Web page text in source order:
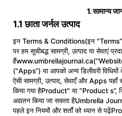
1. सामान्य
1.1 छाता जर्नल उत्पाद
इन Terms & Conditions(इन "Terms”)
पर हम सूचीबद्ध सामग्री, उत्पाद या सेवाएं
हैंwww.umbrellajournal.ca
("Apps”) या आपको अन्य डिलीवरी
ऐसी सामग्री, उत्पाद, सेवाएँ और Apps
किया गया हैProduct" या "Product s”,
अद्यतन किया जा सकता हैUmbrella
पहले इन नियमों और शर्तों को ध्यान से